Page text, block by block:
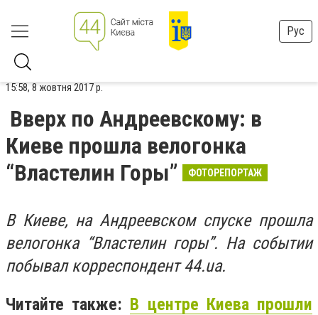
Рус
15:58, 8 жовтня 2017 р.
Вверх по Андреевскому: в
Киеве прошла велогонка
“Властелин Горы”
ФОТОРЕПОРТАЖ
В Киеве, на Андреевском спуске прошла
велогонка “Властелин горы”. На событии
побывал корреспондент 44.ua.
Читайте также: В центре Киева прошли